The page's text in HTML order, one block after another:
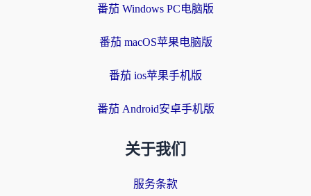
番茄 Windows PC电脑版
番茄 macOS苹果电脑版
番茄 ios苹果手机版
番茄 Android安卓手机版
关于我们
服务条款